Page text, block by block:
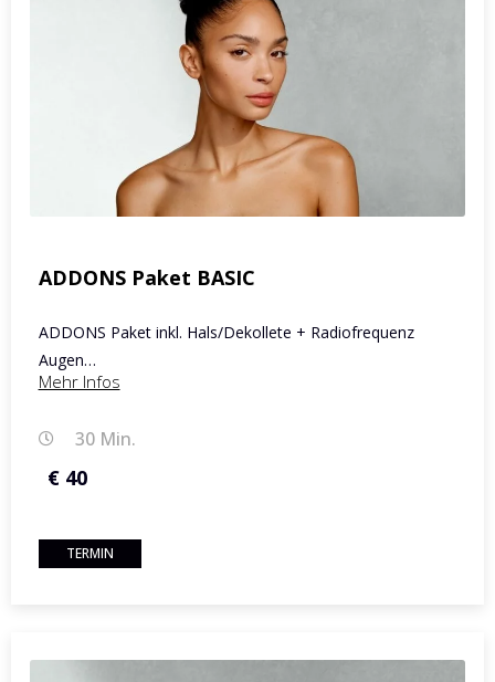
ADDONS Paket BASIC
ADDONS Paket inkl. Hals/Dekollete + Radiofrequenz
Augen…
Mehr Infos
30 Min.
€ 40
TERMIN